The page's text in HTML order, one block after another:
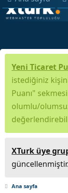
Yeni Ticaret
istediğiniz
Puanı"
olumlu/
XTurk üye
güncellenmiştir.
Ana sayfa